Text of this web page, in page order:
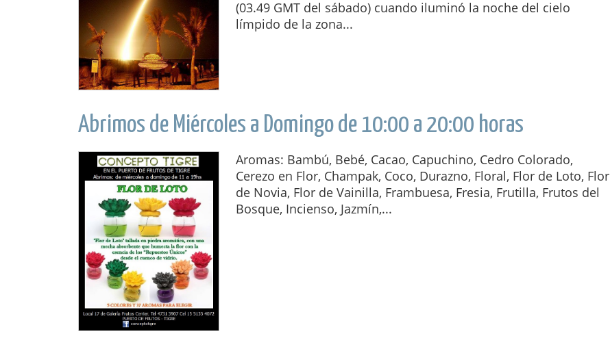
(03.49 GMT del sábado) cuando iluminó la noche del cielo
límpido de la zona...
Abrimos de Miércoles a Domingo de 10:00 a 20:00 horas
Aromas: Bambú, Bebé, Cacao, Capuchino, Cedro Colorado,
Cerezo en Flor, Champak, Coco, Durazno, Floral, Flor de Loto, Flor
de Novia, Flor de Vainilla, Frambuesa, Fresia, Frutilla, Frutos del
Bosque, Incienso, Jazmín,...